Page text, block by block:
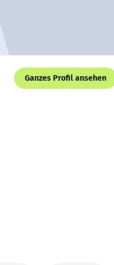
Ganzes Profil ansehen